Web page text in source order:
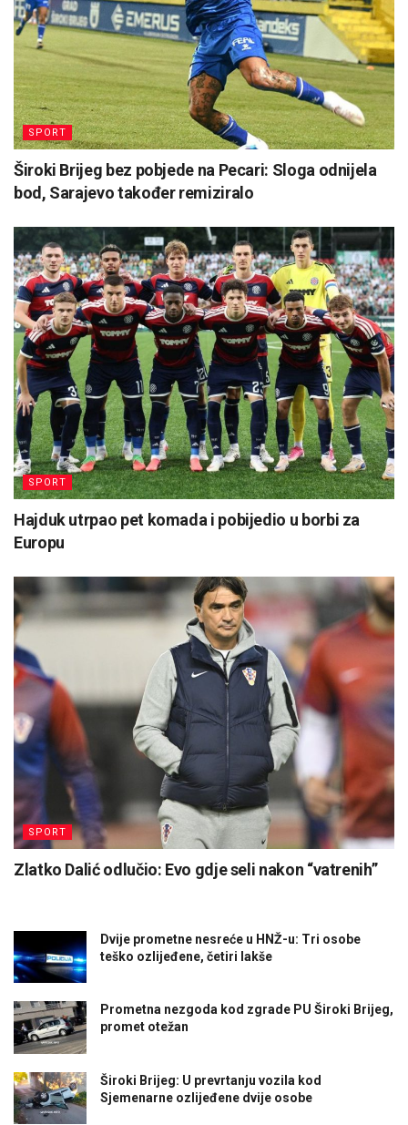
SPORT
Široki Brijeg bez pobjede na Pecari: Sloga odnijela
bod, Sarajevo također remiziralo
SPORT
Hajduk utrpao pet komada i pobijedio u borbi za
Europu
SPORT
Zlatko Dalić odlučio: Evo gdje seli nakon “vatrenih”
Dvije prometne nesreće u HNŽ-u: Tri osobe
teško ozlijeđene, četiri lakše
Prometna nezgoda kod zgrade PU Široki Brijeg,
promet otežan
Široki Brijeg: U prevrtanju vozila kod
Sjemenarne ozlijeđene dvije osobe